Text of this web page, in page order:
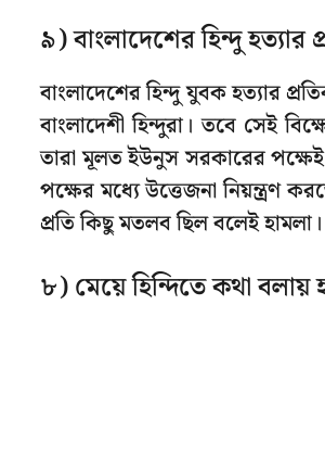
৯) বাংলাদেশের হিন্দু হত্যার
বাংলাদেশের হিন্দু যুবক হত্যার
বাংলাদেশী হিন্দুরা। তবে সেই
তারা মূলত ইউনুস সরকারের
পক্ষের মধ্যে উত্তেজনা নিয়ন্ত্রণ
প্রতি কিছু মতলব ছিল বলেই
৮) মেয়ে হিন্দিতে কথা বলায়